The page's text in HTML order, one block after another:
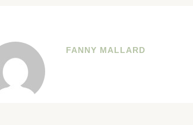
FANNY MALLARD